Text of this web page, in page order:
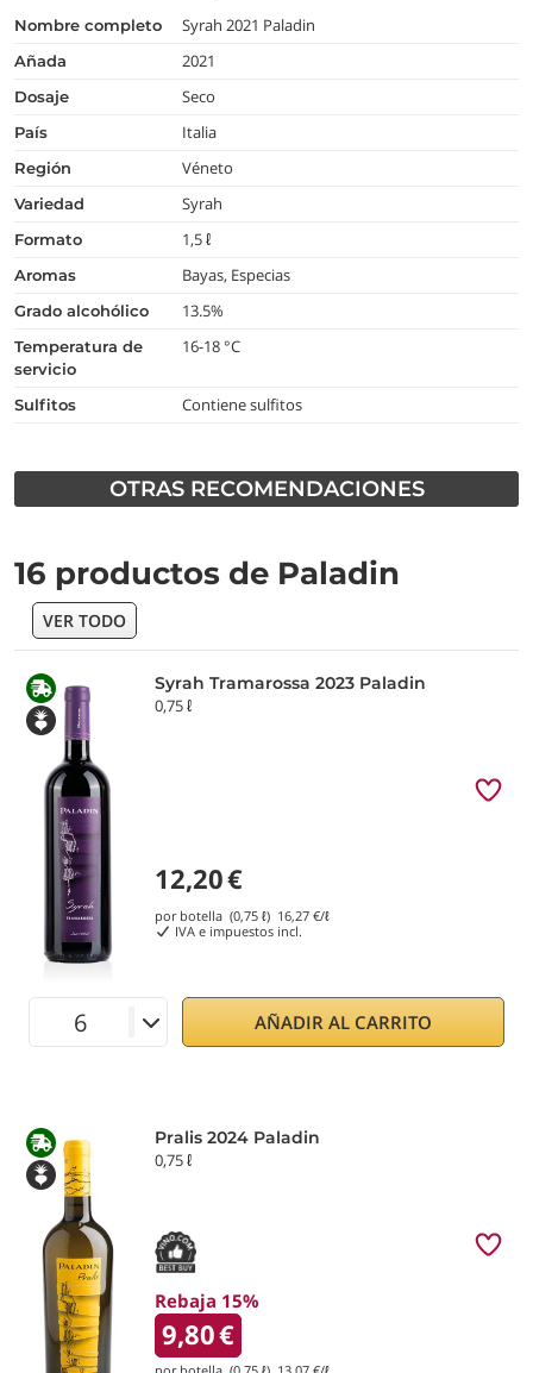
nombre completo Syrah 2021 Paladin
añada 2021
dosaje Seco
país Italia
región Véneto
variedad Syrah
formato 1,5 ℓ
aromas Bayas, Especias
grado alcohólico 13.5%
temperatura de
servicio
16-18 °C
Sulfitos Contiene sulfitos
OTRAS RECOMENDACIONES
16 productos de Paladin
VER TODO
Syrah Tramarossa 2023 Paladin
0,75 ℓ
12,20€
por botella (0,75 ℓ) 16,27 €/ℓ
IVA e impuestos incl.
AÑADIR AL CARRITO
Pralis 2024 Paladin
0,75 ℓ
Rebaja 15%
9,80€